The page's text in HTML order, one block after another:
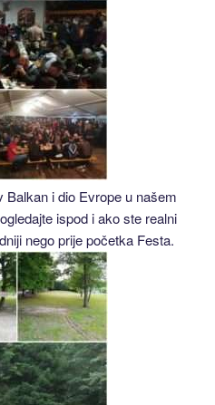
i dio Evrope u našem
ispod i ako ste realni
nego prije početka Festa.